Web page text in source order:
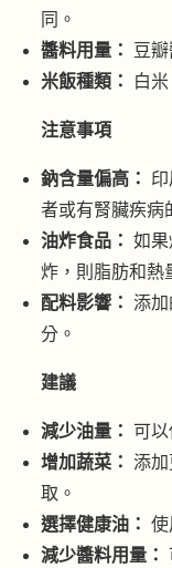
同。
醬料用量：
豆
米飯種類：
白
注意事項
鈉含量偏高：
者或有腎臟疾病
油炸食品： 如
炸，則脂肪和熱
配料影響： 添
分。
建議
減少油量：
可
增加蔬菜： 添
取。
選擇健康油： 使
減少醬料用量：